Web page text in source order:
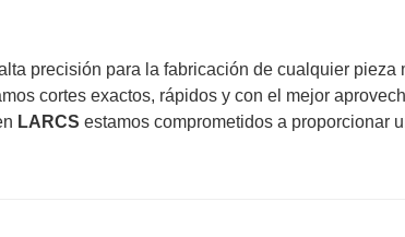
precisión para la fabricación de cualquier pieza
cortes exactos, rápidos y con el mejor
LARCS estamos comprometidos a proporcionar